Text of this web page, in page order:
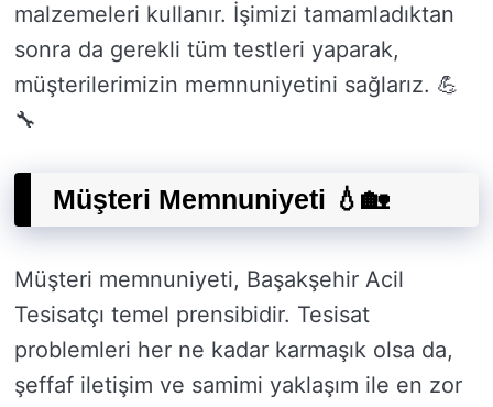
malzemeleri kullanır. İşimizi tamamladıktan
sonra da gerekli tüm testleri yaparak,
müşterilerimizin memnuniyetini sağlarız. 💪
🔧
Müşteri Memnuniyeti 💧🏡
Müşteri memnuniyeti, Başakşehir Acil
Tesisatçı temel prensibidir. Tesisat
problemleri her ne kadar karmaşık olsa da,
şeffaf iletişim ve samimi yaklaşım ile en zor